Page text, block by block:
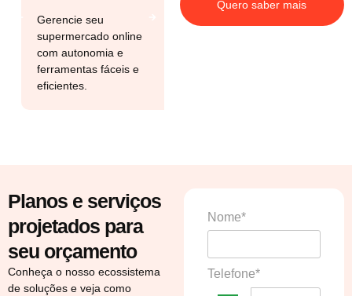
Quero saber mais
Gerencie seu
supermercado online
com autonomia e
ferramentas fáceis e
eficientes.
Planos e serviços
projetados para
seu orçamento
Conheça o nosso ecossistema
de soluções e veja como
Nome*
Telefone*